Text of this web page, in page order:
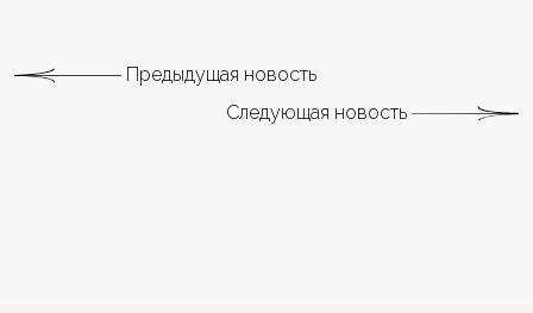
Предыдущая новость
Следующая новость